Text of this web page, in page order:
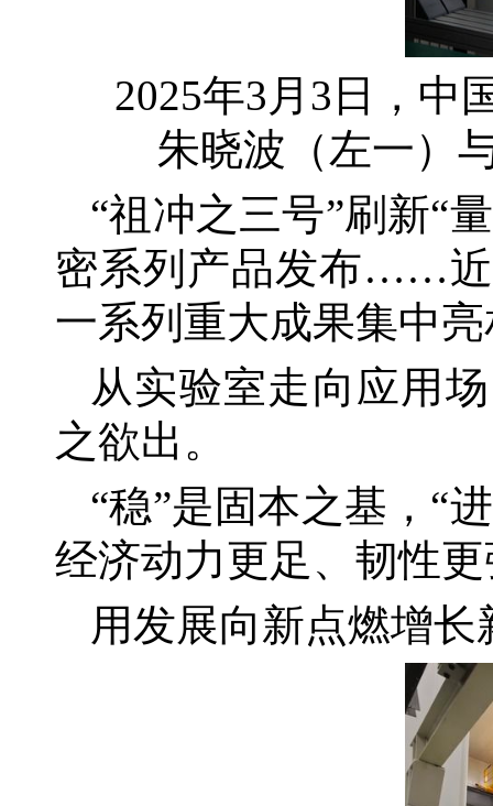
2025年3月3日，中
朱晓波（左一）
“祖冲之三号”刷新“
密系列产品发布……近
一系列重大成果集中
从实验室走向应用
之欲出。
“稳”是固本之基，“
经济动力更足、韧性
用发展向新点燃增长